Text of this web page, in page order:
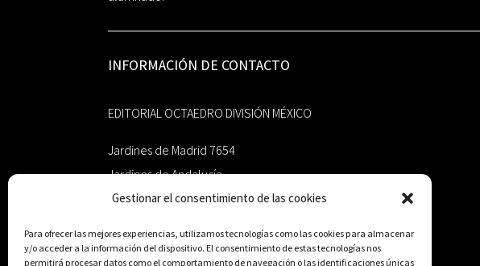
Gestionar el consentimiento de las cookies
Para ofrecer las mejores experiencias, utilizamos tecnologías como las cookies para almacenar
y/o acceder a la información del dispositivo. El consentimiento de estas tecnologías nos
permitirá procesar datos como el comportamiento de navegación o las identificaciones únicas
INFORMACIÓN DE CONTACTO
EDITORIAL OCTAEDRO DIVISIÓN MÉXICO
Jardines de Madrid 7654
Jardines de Andalucía
Guadalupe, Nuevo León
zairaoctaedro@gmail.com